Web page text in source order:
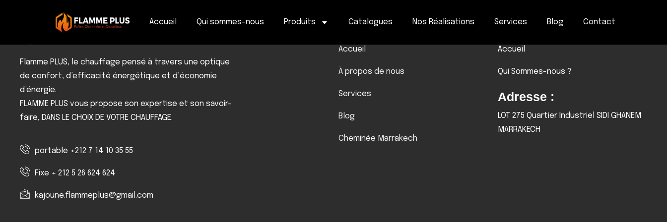
Accueil Qui sommes-nous Produits Catalogues Nos Réalisations Services Blog Contact
Flamme PLUS, le chauffage pensé à travers une optique
de confort, d’efficacité énergétique et d‘économie
d’énergie.
FLAMME PLUS vous propose son expertise et son savoir-
faire, DANS LE CHOIX DE VOTRE CHAUFFAGE.
portable +212 7 14 10 35 55
Fixe + 212 5 26 624 624
kajoune.flammeplus@gmail.com
Liens Rapides
Accueil
À propos de nous
Services
Blog
Cheminée Marrakech
Navigation Rapide
Accueil
Qui Sommes-nous ?
Adresse :
LOT 275 Quartier Industriel SIDI GHANEM
MARRAKECH